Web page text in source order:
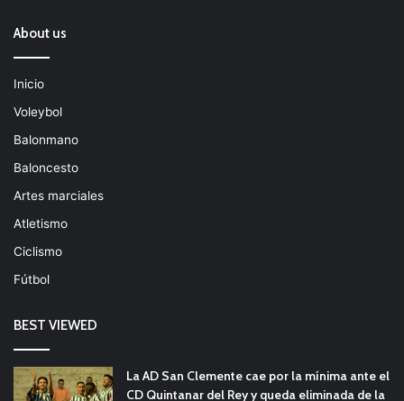
About us
Inicio
Voleybol
Balonmano
Baloncesto
Artes marciales
Atletismo
Ciclismo
Fútbol
BEST VIEWED
La AD San Clemente cae por la mínima ante el
CD Quintanar del Rey y queda eliminada de la